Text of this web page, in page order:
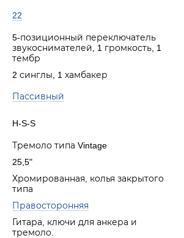
22
5-позиционный переключатель
звукоснимателей, 1 громкость, 1
тембр
2 синглы, 1 хамбакер
Пассивный
H-S-S
Тремоло типа Vintage
25,5"
Хромированная, колья закрытого
типа
Правосторонняя
Гитара, ключи для анкера и
тремоло.